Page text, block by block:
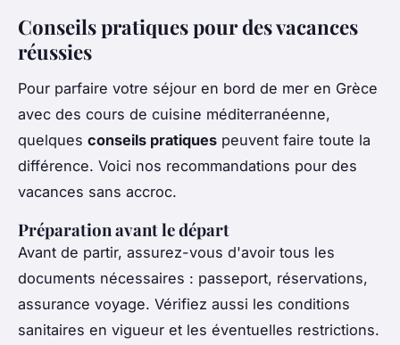
Conseils pratiques pour des vacances
réussies
Pour parfaire votre séjour en bord de mer en Grèce
avec des cours de cuisine méditerranéenne,
quelques conseils pratiques peuvent faire toute la
différence. Voici nos recommandations pour des
vacances sans accroc.
Préparation avant le départ
Avant de partir, assurez-vous d'avoir tous les
documents nécessaires : passeport, réservations,
assurance voyage. Vérifiez aussi les conditions
sanitaires en vigueur et les éventuelles restrictions.